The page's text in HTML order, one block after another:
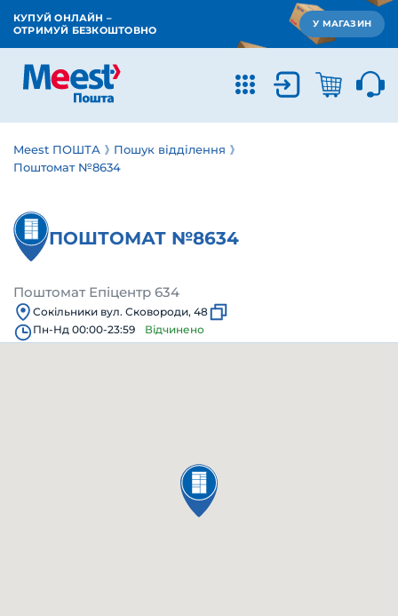
КУПУЙ ОНЛАЙН –
ОТРИМУЙ БЕЗКОШТОВНО
У МАГАЗИН
Meest ПОШТА
Пошук відділення
Поштомат №8634
ПОШТОМАТ №8634
Поштомат Епіцентр 634
Сокільники вул. Сковороди, 48
Пн-Нд 00:00-23:59
Відчинено